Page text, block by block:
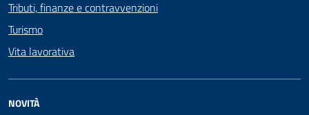
Tributi, finanze e contravvenzioni
Turismo
Vita lavorativa
NOVITÀ